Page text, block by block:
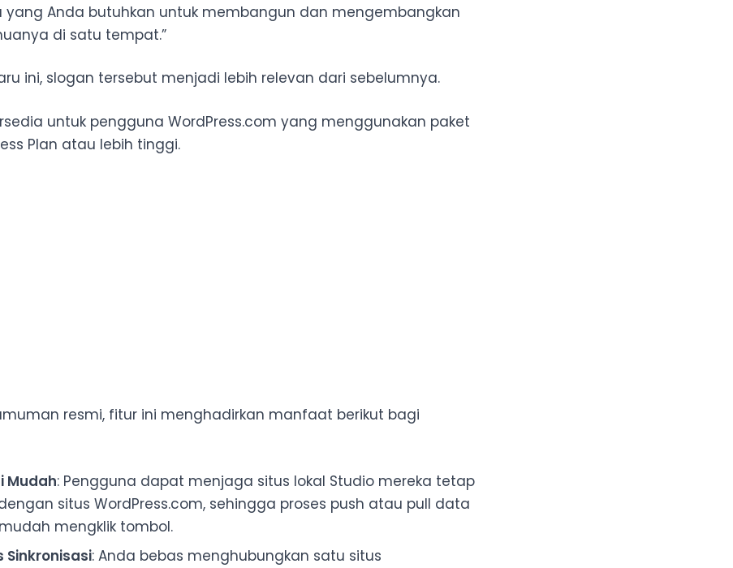
yang Anda butuhkan untuk membangun dan mengembangkan
di satu tempat.”
ini, slogan tersebut menjadi lebih relevan dari sebelumnya.
untuk pengguna WordPress.com yang menggunakan paket
Plan atau lebih tinggi.
resmi, fitur ini menghadirkan manfaat berikut bagi
Mudah: Pengguna dapat menjaga situs lokal Studio mereka tetap
situs WordPress.com, sehingga proses push atau pull data
mengklik tombol.
Sinkronisasi: Anda bebas menghubungkan satu situs